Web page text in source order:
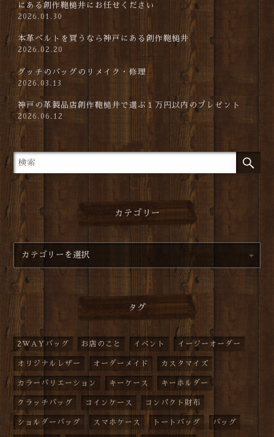
にある創作鞄槌井にお任せください
2026.01.30
本革ベルトを買うなら神戸にある創作鞄槌井
2026.02.20
グッチのバッグのリメイク・修理
2026.03.13
神戸の革製品店創作鞄槌井で選ぶ１万円以内のプレゼント
2026.06.12
カテゴリー
タグ
2WAYバッグ お店のこと イベント イージーオーダー
オリジナルレザー オーダーメイド カスタマイズ
カラーバリエーション キーケース キーホルダー
クラッチバッグ コインケース コンパクト財布
ショルダーバッグ スマホケース トートバッグ バッグ